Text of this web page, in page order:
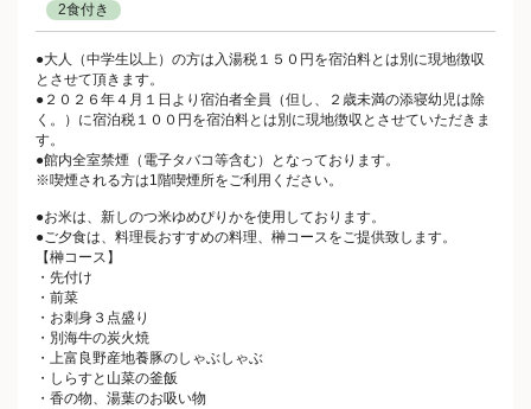
2食付き
●大人（中学生以上）の方は入湯税１５０円を宿泊料とは別に現地徴収
とさせて頂きます。
●２０２６年４月１日より宿泊者全員（但し、２歳未満の添寝幼児は除
く。）に宿泊税１００円を宿泊料とは別に現地徴収とさせていただきま
す。
●館内全室禁煙（電子タバコ等含む）となっております。
※喫煙される方は1階喫煙所をご利用ください。
●お米は、新しのつ米ゆめぴりかを使用しております。
●ご夕食は、料理長おすすめの料理、榊コースをご提供致します。
【榊コース】
・先付け
・前菜
・お刺身３点盛り
・別海牛の炭火焼
・上富良野産地養豚のしゃぶしゃぶ
・しらすと山菜の釜飯
・香の物、湯葉のお吸い物